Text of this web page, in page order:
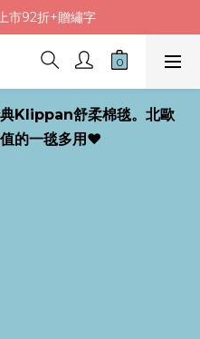
市92折+贈繡字
市92折+贈繡字
姓名&【水果】雷雕
包品牌5折
市92折+贈繡字
Klippan舒柔棉毯。北歐
的一毯多用❤